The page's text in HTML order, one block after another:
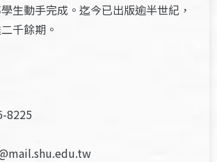
生動手完成。迄今已出版逾半世紀，
千餘期。
8225